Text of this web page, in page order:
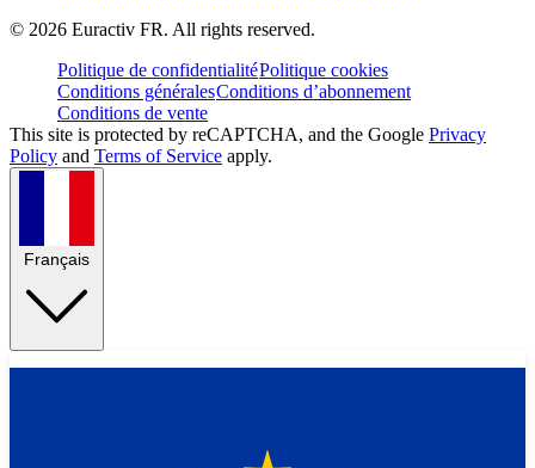
© 2026 Euractiv FR. All rights reserved.
Politique de confidentialitéPolitique cookies
Conditions généralesConditions d’abonnement
Conditions de vente
This site is protected by reCAPTCHA, and the Google Privacy
Policy and Terms of Service apply.
Français